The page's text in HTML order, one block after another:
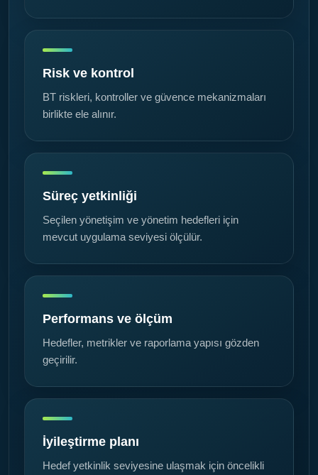
Risk ve kontrol
BT riskleri, kontroller ve güvence mekanizmaları
birlikte ele alınır.
Süreç yetkinliği
Seçilen yönetişim ve yönetim hedefleri için
mevcut uygulama seviyesi ölçülür.
Performans ve ölçüm
Hedefler, metrikler ve raporlama yapısı gözden
geçirilir.
İyileştirme planı
Hedef yetkinlik seviyesine ulaşmak için öncelikli